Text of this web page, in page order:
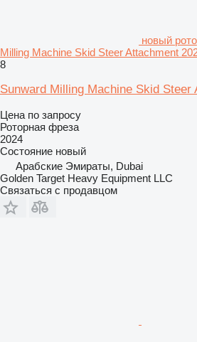
новый
Milling Machine Skid Steer Attachment
8
Sunward Milling Machine Skid Steer
Цена по запросу
Роторная фреза
2024
Состояние новый
Арабские Эмираты, Dubai
Golden Target Heavy Equipment LLC
Связаться с продавцом